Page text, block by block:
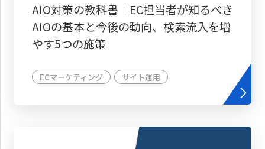
AIO対策の教科書│EC担当者が知るべき
AIOの基本と今後の動向、検索流入を増
やす5つの施策
ECマーケティング サイト運用